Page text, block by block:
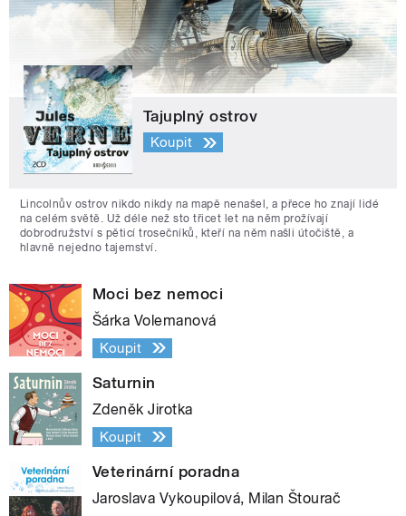
Tajuplný ostrov
Koupit
Lincolnův ostrov nikdo nikdy na mapě nenašel, a přece ho znají lidé
na celém světě. Už déle než sto třicet let na něm prožívají
dobrodružství s pěticí trosečníků, kteří na něm našli útočiště, a
hlavně nejedno tajemství.
Moci bez nemoci
Šárka Volemanová
Koupit
Saturnin
Zdeněk Jirotka
Koupit
Veterinární poradna
Jaroslava Vykoupilová, Milan Štourač